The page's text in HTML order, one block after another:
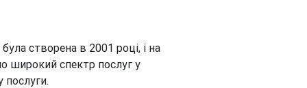
створена в 2001 році, і на
широкий спектр послуг у
послуги.